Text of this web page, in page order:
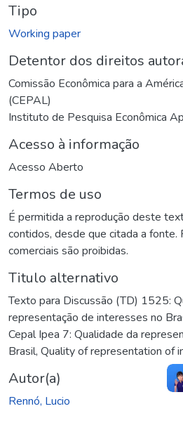
Tipo
Working paper
Detentor dos direitos
Comissão Econômica para a
(CEPAL)
Instituto de Pesquisa Econômica
Acesso à informação
Acesso Aberto
Termos de uso
É permitida a reprodução deste
contidos, desde que citada a fonte.
comerciais são proibidas.
Titulo alternativo
Texto para Discussão (TD) 1525:
representação de interesses no
Cepal Ipea 7: Qualidade da
Brasil, Quality of representation of
Autor(a)
Rennó, Lucio